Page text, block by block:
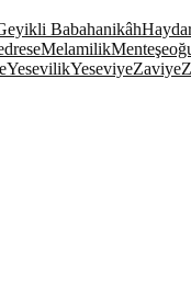
Babahanikâh
Melamilik
YesevilikYeseviyeZaviye